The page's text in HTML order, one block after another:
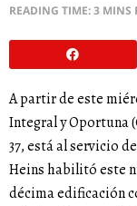
READING TIME: 3 MINS
A partir de este
Integral y Oportuna
37, está al servicio
Heins habilitó este
décima edificación